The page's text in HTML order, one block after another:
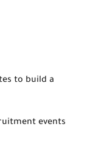
to build a
events